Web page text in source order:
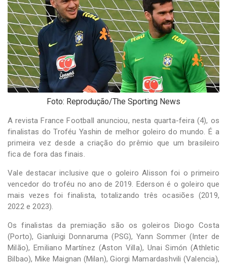
Desenvolvido
por
Hesea
Tecnologia
Sistemas
Foto: Reprodução/The Sporting News
A revista France Football anunciou, nesta quarta-feira (4), os
finalistas do Troféu Yashin de melhor goleiro do mundo. É a
primeira vez desde a criação do prêmio que um brasileiro
fica de fora das finais.
Vale destacar inclusive que o goleiro Alisson foi o primeiro
vencedor do troféu no ano de 2019. Ederson é o goleiro que
mais vezes foi finalista, totalizando três ocasiões (2019,
2022 e 2023).
Os finalistas da premiação são os goleiros Diogo Costa
(Porto), Gianluigi Donnaruma (PSG), Yann Sommer (Inter de
Milão), Emiliano Martínez (Aston Villa), Unai Simón (Athletic
Bilbao), Mike Maignan (Milan), Giorgi Mamardashvili (Valencia),